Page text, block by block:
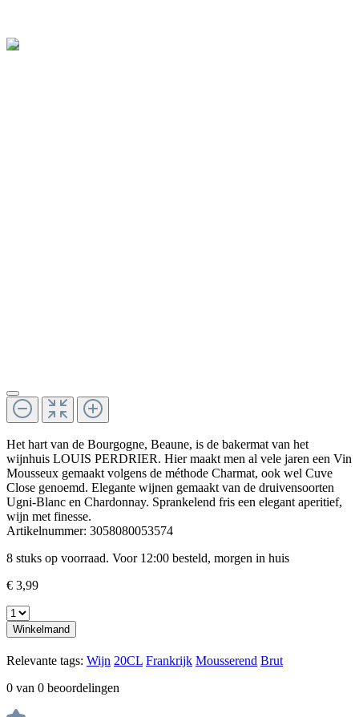
Het hart van de Bourgogne, Beaune, is de bakermat van het
wijnhuis LOUIS PERDRIER. Hier maakt men al vele jaren een Vin
Mousseux gemaakt volgens de méthode Charmat, ook wel Cuve
Close genoemd. Elegante wijnen gemaakt van de druivensoorten
Ugni-Blanc en Chardonnay. Sprankelend fris een elegant aperitief,
wijn met finesse.
Artikelnummer: 3058080053574
8 stuks op voorraad. Voor 12:00 besteld, morgen in huis
€ 3,99
Winkelmand
Relevante tags: Wijn 20CL Frankrijk Mousserend Brut
0 van 0 beoordelingen